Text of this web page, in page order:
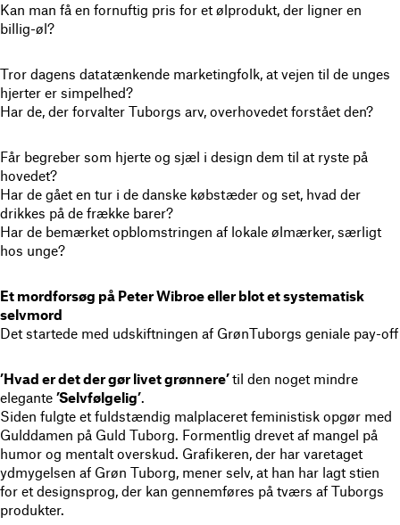
Kan man få en fornuftig pris for et ølprodukt, der ligner en
billig-øl?
Tror dagens datatænkende marketingfolk, at vejen til de unges
hjerter er simpelhed?
Har de, der forvalter Tuborgs arv, overhovedet forstået den?
Får begreber som hjerte og sjæl i design dem til at ryste på
hovedet?
Har de gået en tur i de danske købstæder og set, hvad der
drikkes på de frække barer?
Har de bemærket opblomstringen af lokale ølmærker, særligt
hos unge?
Et mordforsøg på Peter Wibroe eller blot et systematisk
selvmord
Det startede med udskiftningen af GrønTuborgs geniale pay-off
’Hvad er det der gør livet grønnere’til den noget mindre
elegante ’Selvfølgelig’.
Siden fulgte et fuldstændig malplaceret feministisk opgør med
Gulddamen på Guld Tuborg. Formentlig drevet af mangel på
humor og mentalt overskud. Grafikeren, der har varetaget
ydmygelsen af Grøn Tuborg, mener selv, at han har lagt stien
for et designsprog, der kan gennemføres på tværs af Tuborgs
produkter.